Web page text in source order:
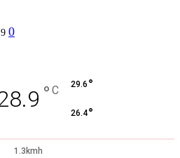
0
° C 29.6 °
26.4°
1.3kmh